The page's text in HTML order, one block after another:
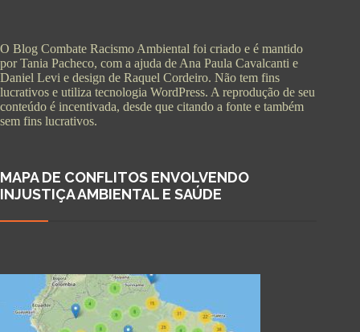
O Blog Combate Racismo Ambiental foi criado e é mantido
por Tania Pacheco, com a ajuda de Ana Paula Cavalcanti e
Daniel Levi e design de Raquel Cordeiro. Não tem fins
lucrativos e utiliza tecnologia WordPress. A reprodução de seu
conteúdo é incentivada, desde que citando a fonte e também
sem fins lucrativos.
MAPA DE CONFLITOS ENVOLVENDO
INJUSTIÇA AMBIENTAL E SAÚDE